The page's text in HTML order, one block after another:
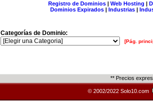
Registro de Dominios| Web Hosting |
Dominios Expirados | Industrias |
Categorías de Dominio:
[Pág.
** Precios
© 2002/2022 Solo10.com